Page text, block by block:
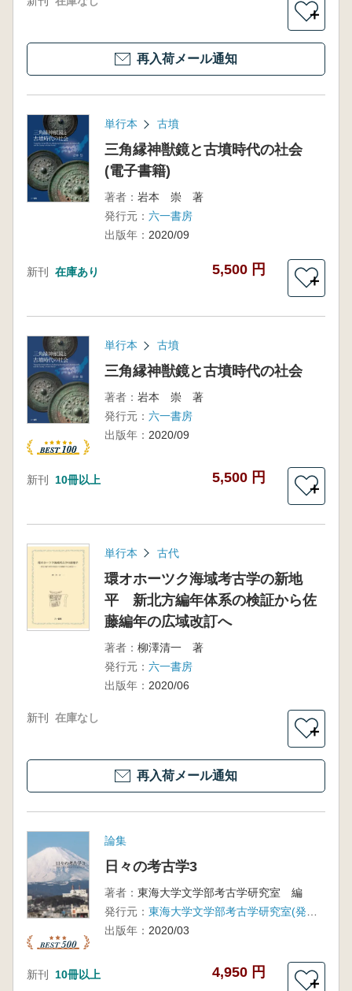
＋
再入荷メール通知
単行本 古墳
三角縁神獣鏡と古墳時代の社会
(電子書籍)
著者： 岩本 崇 著
発行元： 六一書房
出版年： 2020/09
新刊 在庫あり 5,500 円
＋
単行本 古墳
三角縁神獣鏡と古墳時代の社会
著者： 岩本 崇 著
発行元： 六一書房
出版年： 2020/09
新刊 10冊以上 5,500 円
＋
単行本 古代
環オホーツク海域考古学の新地
平 新北方編年体系の検証から佐
藤編年の広域改訂へ
著者： 柳澤清一 著
発行元： 六一書房
出版年： 2020/06
新刊 在庫なし
＋
再入荷メール通知
論集
日々の考古学3
著者： 東海大学文学部考古学研究室 編
発行元：
出版年： 2020/03
新刊 10冊以上 4,950 円
＋